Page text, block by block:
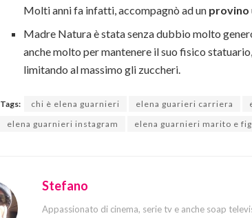
Molti anni fa infatti, accompagnò ad un provino
Madre Natura è stata senza dubbio molto
anche molto per mantenere il suo fisico
limitando al massimo gli zuccheri.
Tags: chi è elena guarnieri elena guarieri carriera
elena guarnieri instagram
elena guarnieri marito e
Stefano
Appassionato di cinema, serie tv e anche soap